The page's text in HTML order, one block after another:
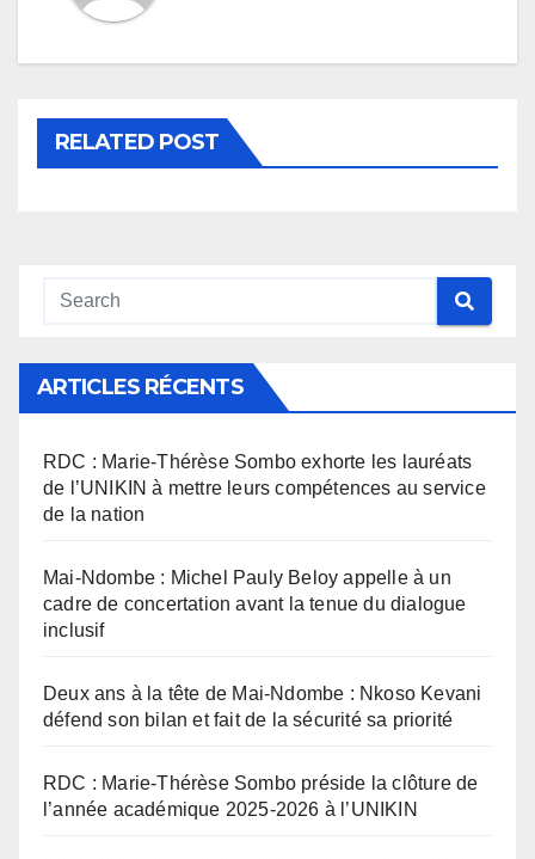
RELATED POST
ARTICLES RÉCENTS
RDC : Marie-Thérèse Sombo exhorte les lauréats
de l’UNIKIN à mettre leurs compétences au service
de la nation
Mai-Ndombe : Michel Pauly Beloy appelle à un
cadre de concertation avant la tenue du dialogue
inclusif
Deux ans à la tête de Mai-Ndombe : Nkoso Kevani
défend son bilan et fait de la sécurité sa priorité
RDC : Marie-Thérèse Sombo préside la clôture de
l’année académique 2025-2026 à l’UNIKIN